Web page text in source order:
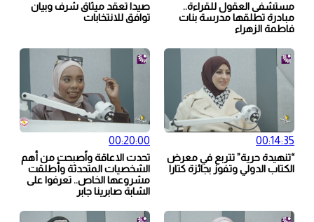
مستشفى العقول للقراءة..
مبادرة تطلقها مدرسة بنات
فاطمة الزهراء
صيدا تعقد ميثاق شرف وبيان
توافق للانتخابات
00:14:35
“تنهيدة حرية” تتربع في معرض
الكتاب الدولي وتفوز بجائزة كتارا
00:20:00
تحدت الاعاقة واًصبحت من أهم
الشخصيات المتحدثة وأطلقت
مشروعها الخاص.. تعرفوا على
الشابة صابرينا جابر